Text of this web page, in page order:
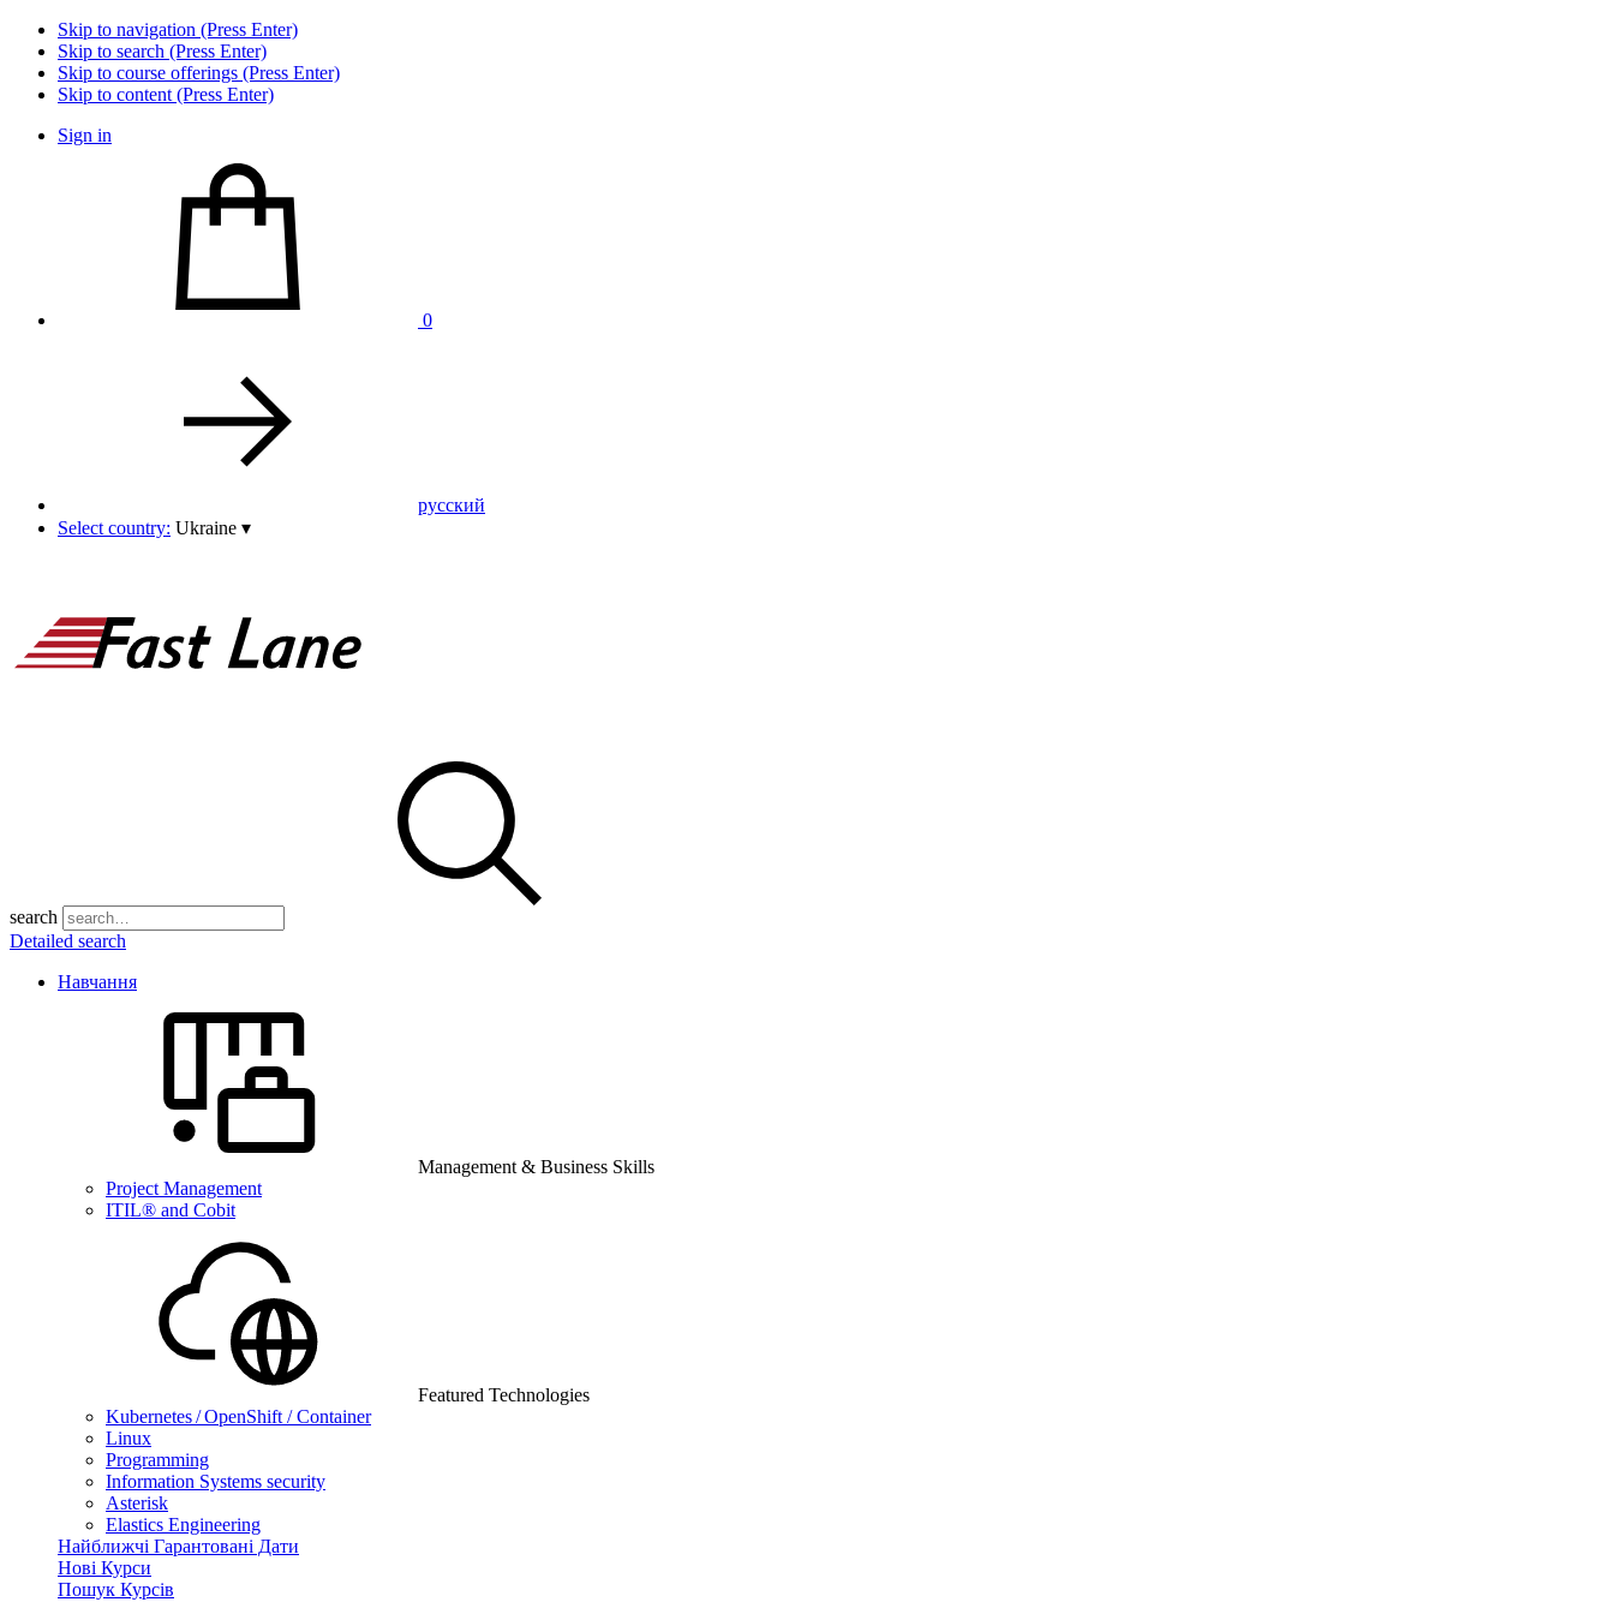
Skip to navigation (Press Enter)
Skip to search (Press Enter)
Skip to course offerings (Press Enter)
Skip to content (Press Enter)
Sign in
0
pусский
Select country: Ukraine ▾
search
Detailed search
Навчання
Management & Business Skills
Project Management
ITIL® and Cobit
Featured Technologies
Kubernetes / OpenShift / Container
Linux
Programming
Information Systems security
Asterisk
Elastics Engineering
Найближчі Гарантовані Дати
Нові Курси
Пошук Курсів